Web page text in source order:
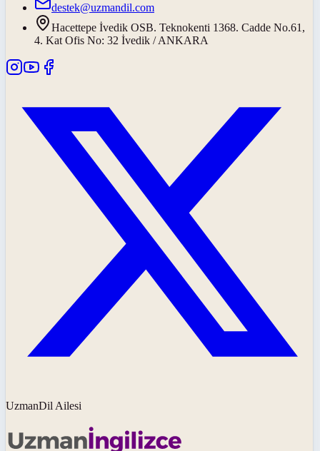
destek@uzmandil.com
Hacettepe İvedik OSB. Teknokenti 1368. Cadde No.61,
4. Kat Ofis No: 32 İvedik / ANKARA
UzmanDil Ailesi